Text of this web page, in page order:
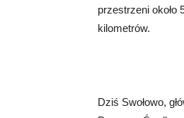
przestrzeni około
kilometrów.
Dziś Swołowo,